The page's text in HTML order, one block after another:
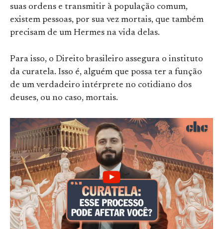
suas ordens e transmitir à população comum,
existem pessoas, por sua vez mortais, que também
precisam de um Hermes na vida delas.
Para isso, o Direito brasileiro assegura o instituto
da curatela. Isso é, alguém que possa ter a função
de um verdadeiro intérprete no cotidiano dos
deuses, ou no caso, mortais.